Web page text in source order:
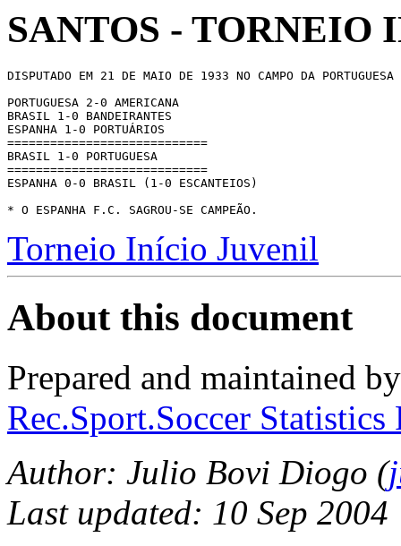
SANTOS - TORNEIO
DISPUTADO EM 21 DE MAIO DE 1933 NO CAMPO DA PORTUGUESA
PORTUGUESA 2-0 AMERICANA
BRASIL 1-0 BANDEIRANTES
ESPANHA 1-0 PORTUÁRIOS
============================
BRASIL 1-0 PORTUGUESA
============================
ESPANHA 0-0 BRASIL (1-0 ESCANTEIOS)
Torneio Início Juvenil
About this document
Prepared and maintained
Rec.Sport.Soccer
Author: Julio Bovi Diogo (
Last updated: 10 Sep 2004